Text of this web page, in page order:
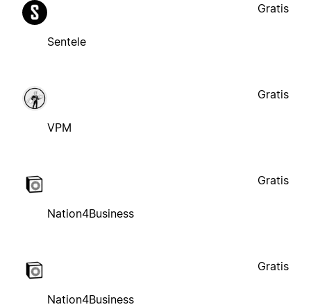
Sentele
Gratis
VPM
Gratis
Nation4Business
Gratis
Nation4Business
Gratis